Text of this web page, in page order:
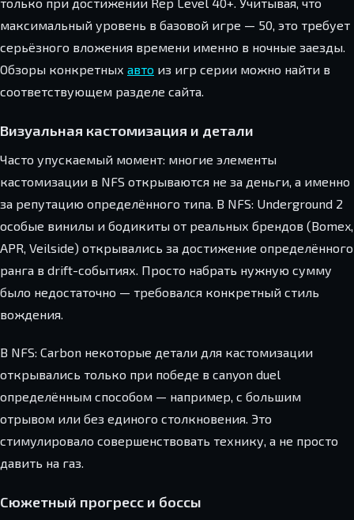
максимальный уровень в базовой игре — 50, это требует
серьёзного вложения времени именно в ночные заезды.
Обзоры конкретных авто из игр серии можно найти в
соответствующем разделе сайта.
Визуальная кастомизация и детали
Часто упускаемый момент: многие элементы
кастомизации в NFS открываются не за деньги, а именно
за репутацию определённого типа. В NFS: Underground 2
особые винилы и бодикиты от реальных брендов (Bomex,
APR, Veilside) открывались за достижение определённого
ранга в drift-событиях. Просто набрать нужную сумму
было недостаточно — требовался конкретный стиль
вождения.
В NFS: Carbon некоторые детали для кастомизации
открывались только при победе в canyon duel
определённым способом — например, с большим
отрывом или без единого столкновения. Это
стимулировало совершенствовать технику, а не просто
давить на газ.
Сюжетный прогресс и боссы